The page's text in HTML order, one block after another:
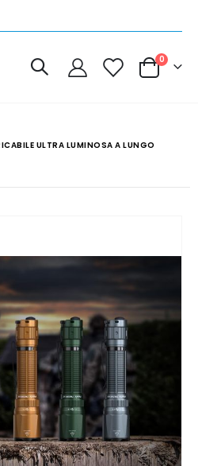
Cart
0
ULTRA LUMINOSA A LUNGO